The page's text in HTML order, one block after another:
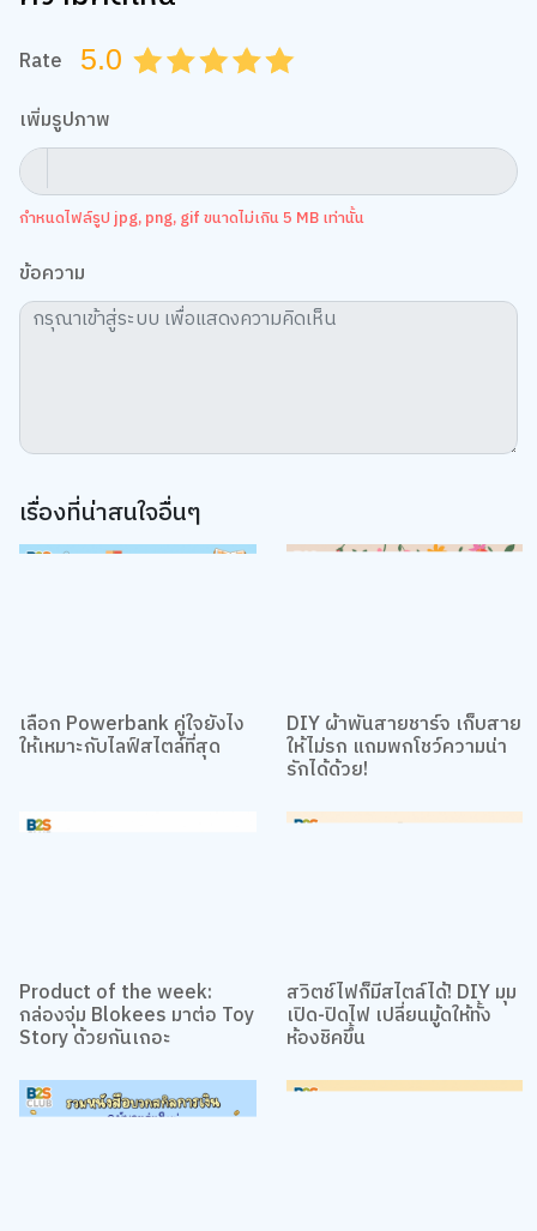
4.5
4.0
3.5
3.0
2.5
2.0
1.5
1.0
0.5
เพิ่มรูปภาพ
กำหนดไฟล์รูป jpg, png, gif ขนาดไม่เกิน 5 MB เท่านั้น
เรื่องที่น่าสนใจอื่นๆ
เลือก Powerbank คู่ใจยังไง
ให้เหมาะกับไลฟ์สไตล์ที่สุด
DIY ผ้าพันสายชาร์จ เก็บสาย
ให้ไม่รก แถมพกโชว์ความน่า
Product of the week:
กล่องจุ่ม Blokees มาต่อ Toy
Story ด้วยกันเถอะ
สวิตช์ไฟก็มีสไตล์ได้! DIY มุม
เปิด-ปิดไฟ เปลี่ยนมู้ดให้ทั้ง
เว็บไซต์นี้ใช้คุกกี้
เราใช้คุกกี้เพื่อเพิ่มประสบการณ์ที่ดีในการใช้เว็บไซต์ แสดงเนื้อหาและโฆษณาให้
การตั้งค่าคุกกี้